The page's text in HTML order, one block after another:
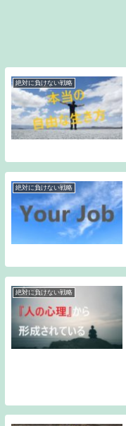
絶対に負けない戦略
絶対に負けない戦略
絶対に負けない戦略